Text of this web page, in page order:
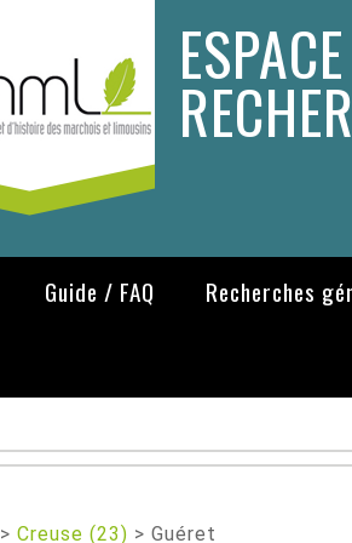
ESPACE
Guide / FAQ Recherches
>Creuse (23) >Guéret